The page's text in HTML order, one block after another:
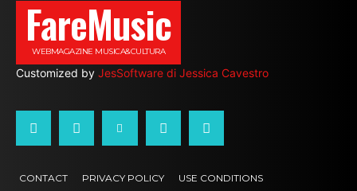
FareMusic
WEBMAGAZINE MUSICA&CULTURA
Customized by JesSoftware di Jessica Cavestro
CONTACT PRIVACY POLICY USE CONDITIONS